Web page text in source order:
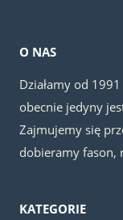
O NAS
Działamy od
obecnie jedyny
Zajmujemy się
dobieramy fason,
KATEGORIE